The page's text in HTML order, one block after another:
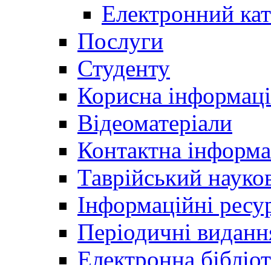
Електронний
Послуги
Студенту
Корисна
Відеоматеріали
Контактна
Таврійський
Інформаційні
Періодичні
Електронна